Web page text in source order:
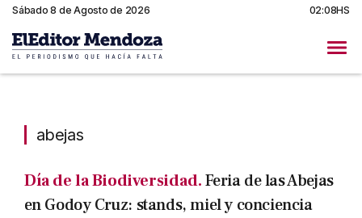
Sábado 8 de Agosto de 2026 02:08HS
abejas
Día de la Biodiversidad.Feria de las Abejas
en Godoy Cruz: stands, miel y conciencia